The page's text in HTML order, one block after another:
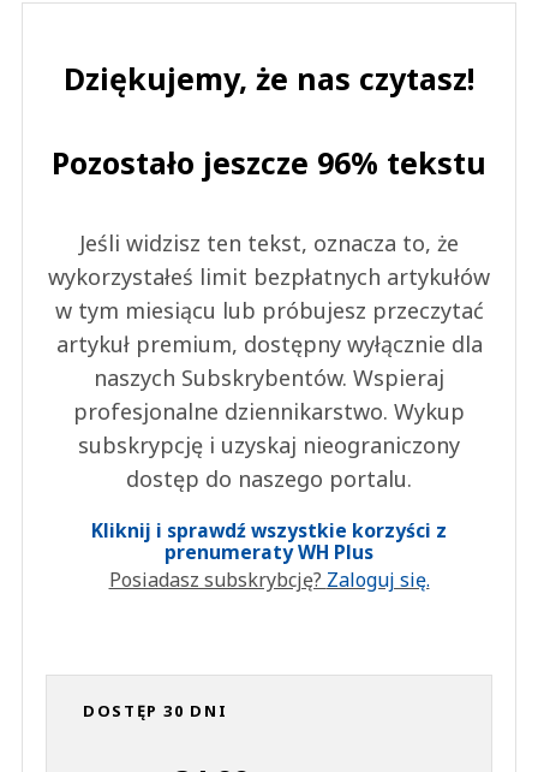
Dziękujemy, że nas czytasz!
Pozostało jeszcze 96% tekstu
Jeśli widzisz ten tekst, oznacza to, że
wykorzystałeś limit bezpłatnych artykułów
w tym miesiącu lub próbujesz przeczytać
artykuł premium, dostępny wyłącznie dla
naszych Subskrybentów. Wspieraj
profesjonalne dziennikarstwo. Wykup
subskrypcję i uzyskaj nieograniczony
dostęp do naszego portalu.
Kliknij i sprawdź wszystkie korzyści z
prenumeraty WH Plus
Posiadasz subskrybcję? Zaloguj się.
DOSTĘP 30 DNI